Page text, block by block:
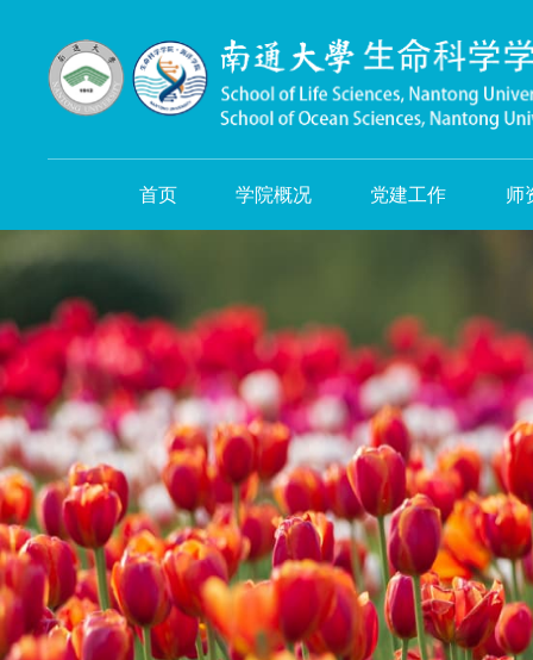
首页 学院概况 党建工作